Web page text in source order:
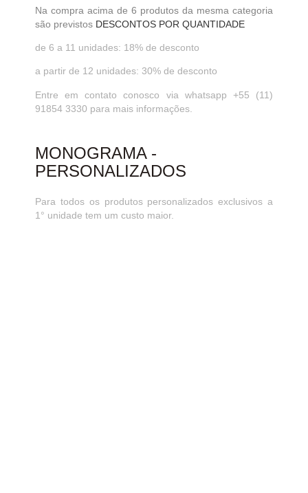
Na compra acima de 6 produtos da mesma categoria
são previstosDESCONTOS POR QUANTIDADE
de 6 a 11 unidades: 18% de desconto
a partir de 12 unidades: 30% de desconto
Entre em contato conosco via whatsapp +55 (11)
91854 3330 para mais informações.
MONOGRAMA -
PERSONALIZADOS
Para todos os produtos personalizados exclusivos a
1° unidade tem um custo maior.